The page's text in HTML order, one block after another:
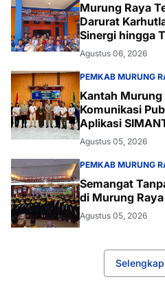
Murung Raya
Darurat
Sinergi hingga
Agustus 06, 2026
PEMKAB MURUNG
Kantah Murung
Komunikasi
Aplikasi
Palangka Raya
Agustus 05, 2026
PEMKAB MURUNG
Semangat
di Murung
Agustus 05, 2026